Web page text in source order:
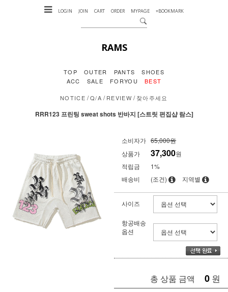
LOGIN JOIN CART ORDER MYPAGE +BOOKMARK
RAMS
TOP OUTER PANTS
SHOES
ACC
SALE FORYOU BEST
NOTICE /Q/A /REVIEW /찾아주세요
RRR123 프린팅 sweat shots 반바지 [스트릿 편집샵 람스]
소비자가 65,000원
상품가
37,300원
적립금
1%
배송비
(조건) 지역별
사이즈
항공배송
옵션
총 상품 금액 0 원